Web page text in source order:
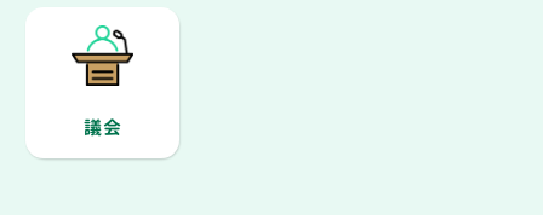
議会